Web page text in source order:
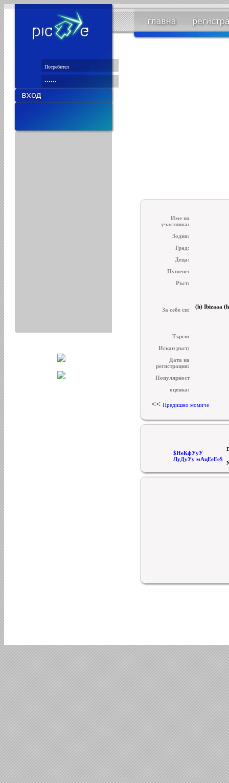
Име на
участника:
Зодия:
Град:
Деца:
Пушене:
Ръст:
За себе си: (h) Ibizaaa
Търси:
Искан ръст:
Дата на
регистрация:
Популярност
оценка:
<< Предишно момиче
$НеКфУуУ
ЛуДуУу мАцЕеЕе$